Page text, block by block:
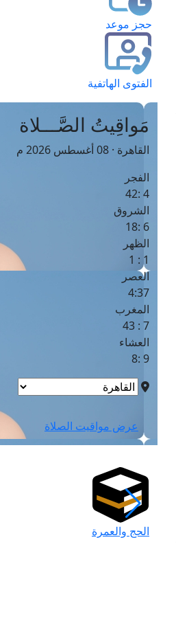
حجز موعد
الفتوى الهاتفية
مَواقِيتُ الصَّـــلاة
القاهرة · 08 أغسطس 2026 م
الفجر
4 :42
الشروق
6 :18
الظهر
1 : 1
العصر
4:37
المغرب
7 : 43
العشاء
9 :8
عرض مواقيت الصلاة
الحج والعمرة